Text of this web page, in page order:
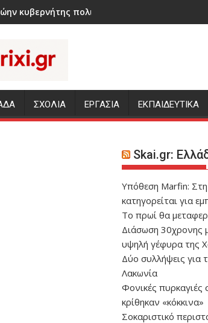
του Μεξικού για την εξαφάνιση των
Εορτολόγιο: Ποιοι
ΣΧΟΛΙΑ ΕΡΓΑΣΙΑ ΕΚΠΑΙΔΕΥΤΙΚΑ
Skai.gr:
Υπόθεση Marfin:
κατηγορείται για
Το πρωί θα
Διάσωση 30χρονης
υψηλή γέφυρα της
Δύο συλλήψεις για
Λακωνία
Φονικές πυρκαγιές
κρίθηκαν «κόκκινα»
Σοκαριστικό